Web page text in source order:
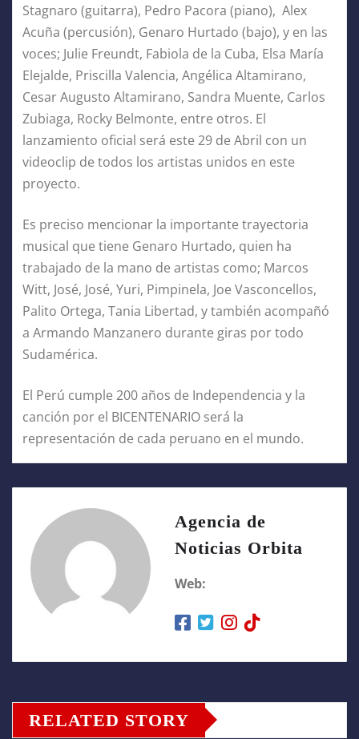
Stagnaro (guitarra), Pedro Pacora (piano), Alex
Acuña (percusión), Genaro Hurtado (bajo), y en las
voces; Julie Freundt, Fabiola de la Cuba, Elsa María
Elejalde, Priscilla Valencia, Angélica Altamirano,
Cesar Augusto Altamirano, Sandra Muente, Carlos
Zubiaga, Rocky Belmonte, entre otros. El
lanzamiento oficial será este 29 de Abril con un
videoclip de todos los artistas unidos en este
proyecto.
Es preciso mencionar la importante trayectoria
musical que tiene Genaro Hurtado, quien ha
trabajado de la mano de artistas como; Marcos
Witt, José, José, Yuri, Pimpinela, Joe Vasconcellos,
Palito Ortega, Tania Libertad, y también acompañó
a Armando Manzanero durante giras por todo
Sudamérica.
El Perú cumple 200 años de Independencia y la
canción por el BICENTENARIO será la
representación de cada peruano en el mundo.
Agencia de
Noticias Orbita
Web:
RELATED STORY